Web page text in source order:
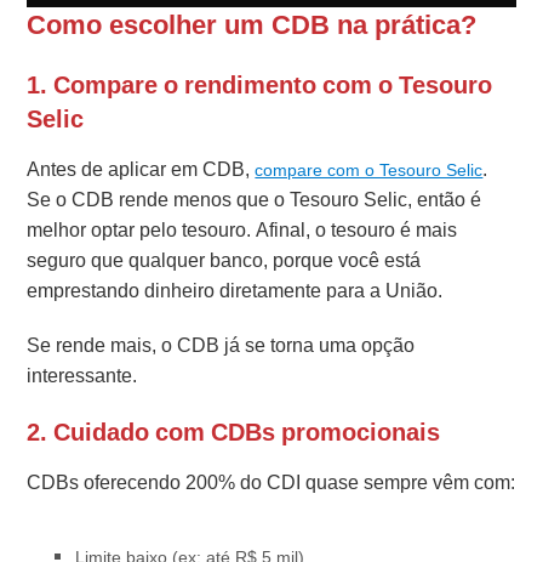
Como escolher um CDB na prática?
1. Compare o rendimento com o Tesouro
Selic
Antes de aplicar em CDB,compare com o Tesouro Selic.
Se o CDB rende menos que o Tesouro Selic, então é
melhor optar pelo tesouro. Afinal, o tesouro é mais
seguro que qualquer banco, porque você está
emprestando dinheiro diretamente para a União.
Se rende mais, o CDB já se torna uma opção
interessante.
2. Cuidado com CDBs promocionais
CDBs oferecendo 200% do CDI quase sempre vêm com:
Limite baixo (ex: até R$ 5 mil)